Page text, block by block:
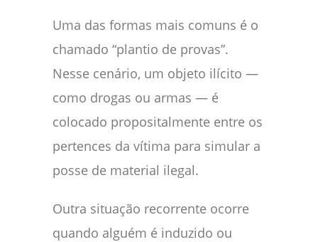
Uma das formas mais comuns é o
chamado “plantio de provas”.
Nesse cenário, um objeto ilícito —
como drogas ou armas — é
colocado propositalmente entre os
pertences da vítima para simular a
posse de material ilegal.
Outra situação recorrente ocorre
quando alguém é induzido ou